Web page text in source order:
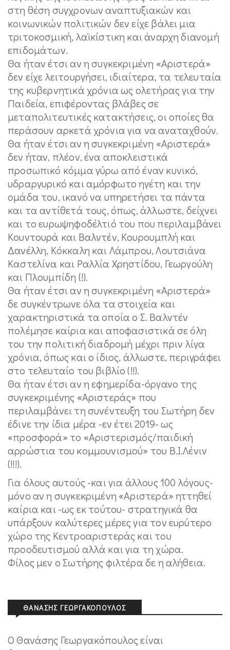
στη θέση συγχρονων αναπτυξιακών και
κοινωνικών πολιτικών δεν είχε βάλει μια
τριτοκοσμική, λαϊκίστικη και άναρχη διανομή
επιδομάτων.
Θα ήταν έτσι αν η συγκεκριμένη «Αριστερά»
δεν είχε λειτουργήσει, ιδιαίτερα, τα τελευταία
της κυβερνητικά χρόνια ως ολετήρας για την
Παιδεία, επιφέροντας βλάβες σε
μεταπολιτευτικές κατακτήσεις, οι οποίες θα
περάσουν αρκετά χρόνια για να αναταχθούν.
Θα ήταν έτσι αν η συγκεκριμένη «Αριστερά»
δεν ήταν, πλέον, ένα αποκλειστικά
προσωπικό κόμμα γύρω από έναν κυνικό,
υδραργυρικό και αμόρφωτο ηγέτη και την
ομάδα του, ικανό να υπηρετήσει τα πάντα
και τα αντίθετά τους, όπως, άλλωστε, δείχνει
και το ευρωψηφοδέλτιό του που περιλαμβάνει
Κουντουρά και Βαλντέν, Κουρουμπλή και
Δανέλλη, Κόκκαλη και Λάμπρου, Λουτσιάνα
Καστελίνα και Ραλλία Χρηστίδου, Γεωργούλη
και Πλουμπίδη (!).
Θα ήταν έτσι αν η συγκεκριμένη «Αριστερά»
δε συγκέντρωνε όλα τα στοιχεία και
χαρακτηριστικά τα οποία ο Σ. Βαλντέν
πολέμησε καίρια και αποφασιστικά σε όλη
του την πολιτική διαδρομή μέχρι πριν λίγα
χρόνια, όπως και ο ίδιος, άλλωστε, περιγράφει
στο τελευταίο του βιβλίο (!!).
Θα ήταν έτσι αν η εφημερίδα-όργανο της
συγκεκριμένης «Αριστεράς» που
περιλαμβάνει τη συνέντευξη του Σωτήρη δεν
έδινε την ίδια μέρα -εν έτει 2019- ως
«προσφορά» το «Αριστερισμός/παιδική
αρρώστια του κομμουνισμού» του Β.Ι.Λένιν
(!!!).
Για όλους αυτούς -και για άλλους 100 λόγους-
μόνο αν η συγκεκριμένη «Αριστερά» ηττηθεί
καίρια και -ως εκ τούτου- στρατηγικά θα
υπάρξουν καλύτερες μέρες για τον ευρύτερο
χώρο της Κεντροαριστεράς και του
προοδευτισμού αλλά και για τη χώρα.
Φίλος μεν ο Σωτήρης φιλτέρα δε η αλήθεια.
ΘΑΝΆΣΗΣ ΓΕΩΡΓΑΚΌΠΟΥΛΟΣ
O Θανάσης Γεωργακόπουλος είναι